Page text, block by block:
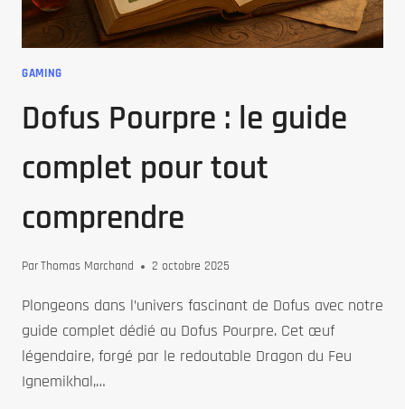
GAMING
Dofus Pourpre : le guide
complet pour tout
comprendre
ParThomas Marchand 2 octobre 2025
Plongeons dans l’univers fascinant de Dofus avec notre
guide complet dédié au Dofus Pourpre. Cet œuf
légendaire, forgé par le redoutable Dragon du Feu
Ignemikhal,…